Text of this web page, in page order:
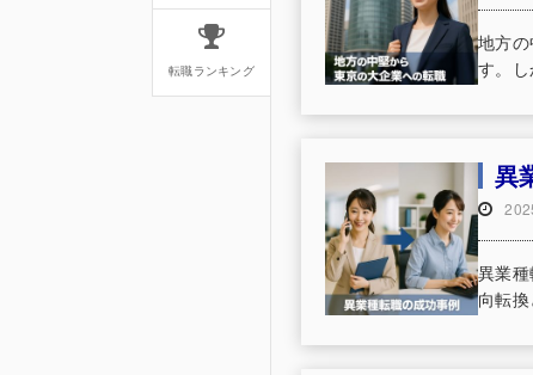
転職ランキング
地方
す。
異
異業
向転